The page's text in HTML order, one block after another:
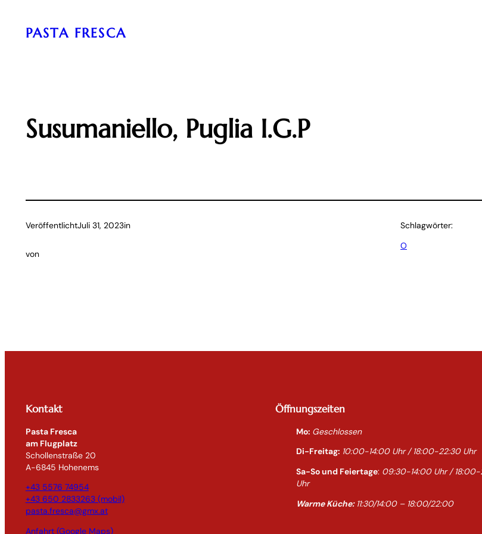
InhaltPASTA FRESCA
Susumaniello, Puglia I.G.P
VeröffentlichtJuli 31, 2023in
von
Schlagwörter:
O
Kontakt
Pasta Fresca
am Flugplatz
Schollenstraße 20
A-6845 Hohenems
+43 5576 74954
+43 650 2833263 (mobil)
pasta.fresca@gmx.at
Anfahrt (Google Maps)
Öffnungszeiten
Mo: Geschlossen
Di-Freitag: 10:00-14:00 Uhr / 18:00-22:30Uhr
Sa-So und Feiertage: 09:30-14:00 Uhr / 18:00-
Uhr
Warme Küche: 11:30/14:00 – 18:00/22:00